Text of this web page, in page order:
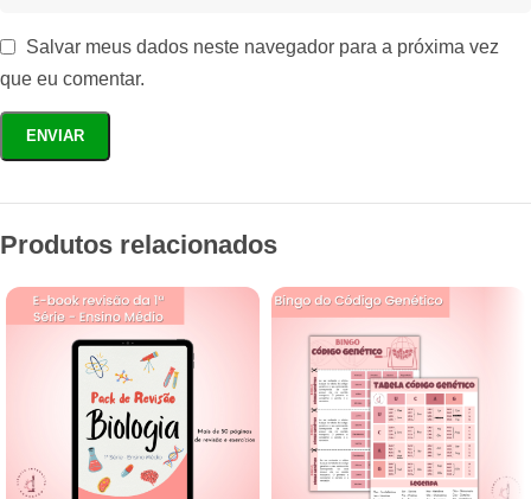
Salvar meus dados neste navegador para a próxima vez
que eu comentar.
Produtos relacionados